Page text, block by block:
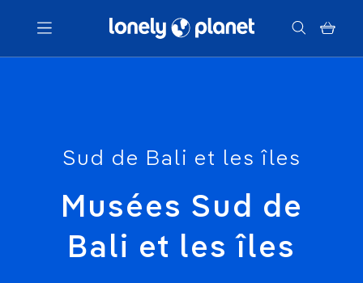
Menu
Sud de Bali et les îles
Musées Sud de
Bali et les îles